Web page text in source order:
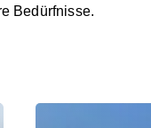
Bedürfnisse.